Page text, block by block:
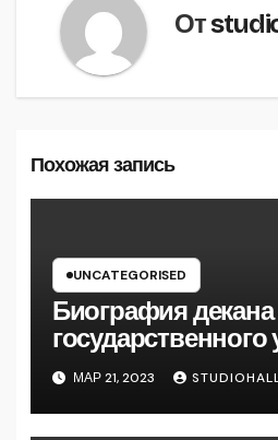
От
Похожая запись
UNCATEGORISED
Биография
государственного
Андрея Сидорова
до руководителя
МАР 21, 2023